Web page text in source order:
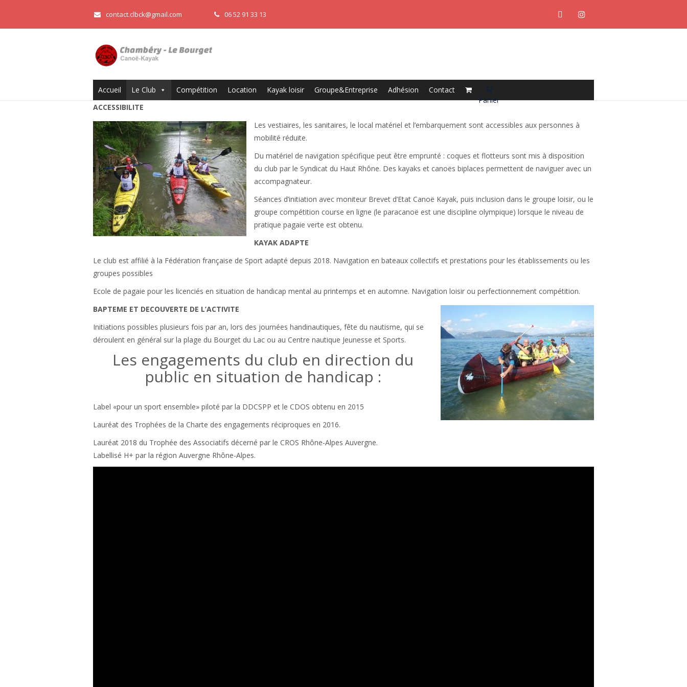
contact.clbck@gmail.com 06 52 91 33 13
Accueil Le Club Compétition Location Kayak loisir Groupe&Entreprise Adhésion
Contact
Panier
ACCESSIBILITE
Les vestiaires, les sanitaires, le local matériel et l’embarquement sont accessibles aux personnes à
mobilité réduite.
Du matériel de navigation spécifique peut être emprunté : coques et flotteurs sont mis à disposition
du club par le Syndicat du Haut Rhône. Des kayaks et canoës biplaces permettent de naviguer avec un
accompagnateur.
Séances d’initiation avec moniteur Brevet d’Etat Canoë Kayak, puis inclusion dans le groupe loisir, ou le
groupe compétition course en ligne (le paracanoë est une discipline olympique) lorsque le niveau de
pratique pagaie verte est obtenu.
KAYAK ADAPTE
Le club est affilié à la Fédération française de Sport adapté depuis 2018. Navigation en bateaux collectifs et prestations pour les établissements ou les
groupes possibles
Ecole de pagaie pour les licenciés en situation de handicap mental au printemps et en automne. Navigation loisir ou perfectionnement compétition.
BAPTEME ET DECOUVERTE DE L’ACTIVITE
Initiations possibles plusieurs fois par an, lors des journées handinautiques, fête du nautisme, qui se
déroulent en général sur la plage du Bourget du Lac ou au Centre nautique Jeunesse et Sports.
Les engagements du club en direction du
public en situation de handicap :
Label «pour un sport ensemble» piloté par la DDCSPP et le CDOS obtenu en 2015
Lauréat des Trophées de la Charte des engagements réciproques en 2016.
Lauréat 2018 du Trophée des Associatifs décerné par le CROS Rhône-Alpes Auvergne.
Labellisé H+ par la région Auvergne Rhône-Alpes.